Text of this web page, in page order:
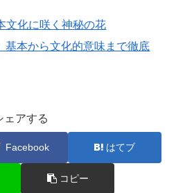
文化に咲く神秘の花
基本から文化的意味まで徹底
ェアする
Facebook はてブ
コピー